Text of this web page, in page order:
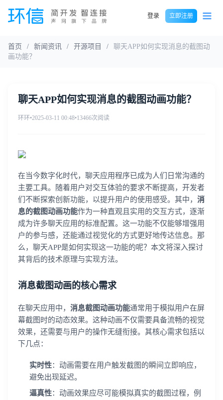
登录 立即注册
首页 / 新闻资讯 / 开源项目 /
聊天APP如何实现消息的截图动
画功能？
聊天APP如何实现消息的截图动画功能？
环环•2025-03-11 00:48•13466次阅读
在当今数字化时代，聊天应用程序已成为人们日常沟通的
主要工具。随着用户对交互体验的要求不断提高，开发者
们不断探索创新功能，以提升用户的使用感受。其中， 消
息的截图动画功能作为一种直观且实用的交互方式，逐渐
成为许多聊天应用的标准配置。这一功能不仅能够增强用
户的参与感，还能通过视觉化的方式更好地传达信息。那
么，聊天APP是如何实现这一功能的呢？本文将深入探讨
其背后的技术原理与实现方法。
消息截图动画的核心需求
在聊天应用中， 消息截图动画功能通常用于模拟用户在屏
幕截图时的动态效果。这种动画不仅需要具备流畅的视觉
效果，还需要与用户的操作无缝衔接。其核心需求包括以
下几点：
实时性：动画需要在用户触发截图的瞬间立即响应，
避免出现延迟。
逼真性：动画效果应尽可能模拟真实的截图过程，例